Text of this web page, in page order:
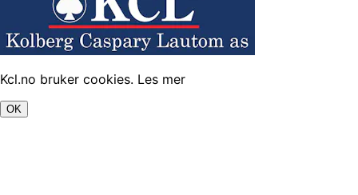
Kcl.no bruker cookies. Les mer
OK